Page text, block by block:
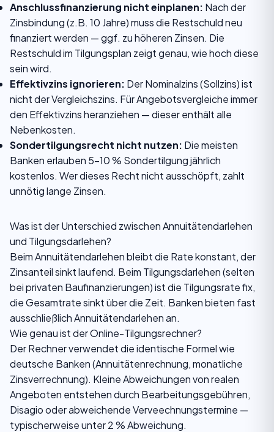
Anschlussfinanzierung nicht einplanen: Nach der
Zinsbindung (z.B. 10 Jahre) muss die Restschuld neu
finanziert werden — ggf. zu höheren Zinsen. Die
Restschuld im Tilgungsplan zeigt genau, wie hoch diese
sein wird.
Effektivzins ignorieren: Der Nominalzins (Sollzins) ist
nicht der Vergleichszins. Für Angebotsvergleiche immer
den Effektivzins heranziehen — dieser enthält alle
Nebenkosten.
Sondertilgungsrecht nicht nutzen: Die meisten
Banken erlauben 5–10 % Sondertilgung jährlich
kostenlos. Wer dieses Recht nicht ausschöpft, zahlt
unnötig lange Zinsen.
Was ist der Unterschied zwischen Annuitätendarlehen
und Tilgungsdarlehen?
Beim Annuitätendarlehen bleibt die Rate konstant, der
Zinsanteil sinkt laufend. Beim Tilgungsdarlehen (selten
bei privaten Baufinanzierungen) ist die Tilgungsrate fix,
die Gesamtrate sinkt über die Zeit. Banken bieten fast
ausschließlich Annuitätendarlehen an.
Wie genau ist der Online-Tilgungsrechner?
Der Rechner verwendet die identische Formel wie
deutsche Banken (Annuitätenrechnung, monatliche
Zinsverrechnung). Kleine Abweichungen von realen
Angeboten entstehen durch Bearbeitungsgebühren,
Disagio oder abweichende Verveechnungstermine —
typischerweise unter 2 % Abweichung.